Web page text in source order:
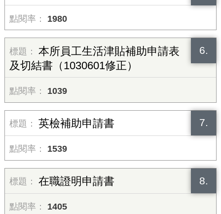
1980
6.
本所員工生活津貼補助申請表
及切結書（1030601修正）
1039
7.
英檢補助申請書
1539
8.
在職證明申請書
1405